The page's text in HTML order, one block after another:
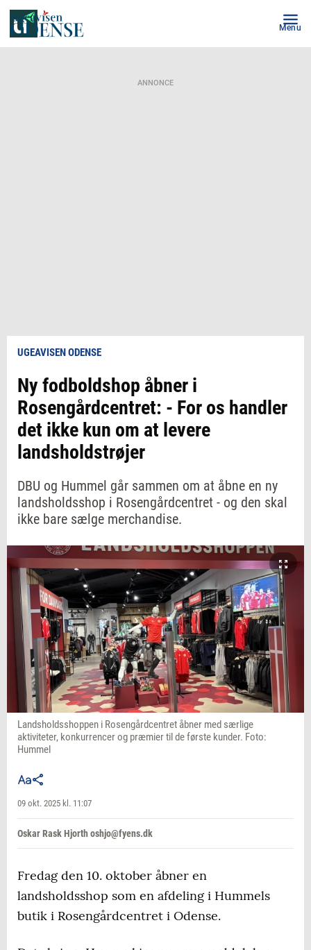
Menu
ANNONCE
UGEAVISEN ODENSE
Ny fodboldshop åbner i
Rosengårdcentret: - For os handler
det ikke kun om at levere
landsholdstrøjer
DBU og Hummel går sammen om at åbne en ny
landsholdsshop i Rosengårdcentret - og den skal
ikke bare sælge merchandise.
Landsholdsshoppen i Rosengårdcentret åbner med særlige
aktiviteter, konkurrencer og præmier til de første kunder. Foto:
Hummel
09 okt. 2025 kl. 11:07
Oskar Rask Hjorth oshjo@fyens.dk
Fredag den 10. oktober åbner en
landsholdsshop som en afdeling i Hummels
butik i Rosengårdcentret i Odense.